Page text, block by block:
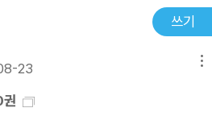
부터 깨닫기 위한 질문들을 조르바를
일까? 세상의 목적은 무엇이며 우리
세상의 목적을 이룰 수 있을까? 조
의 목적은 쾌락을 창조하는 것이었
이라고 하겠지만 한 차원을 높여서
. 과거의 생각과 미래에 대한 불안이
전히 살고 있음을 보여준다. 그가 지
의 육체를 너머 정신적인 성스러움
룩하게 되기)를 경험하고 있는 것이
를 연주하거나 춤을 출 때이다. 이
쓰기
23
권